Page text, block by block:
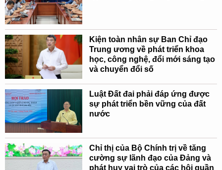
Kiện toàn nhân sự Ban Chỉ đạo
Trung ương về phát triển khoa
học, công nghệ, đổi mới sáng tạo
và chuyển đổi số
Luật Đất đai phải đáp ứng được
sự phát triển bền vững của đất
nước
Chỉ thị của Bộ Chính trị về tăng
cường sự lãnh đạo của Đảng và
phát huy vai trò của các hội quần